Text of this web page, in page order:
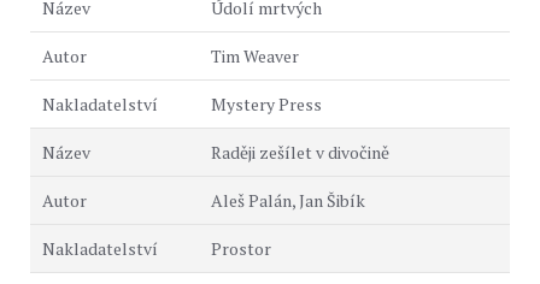
Údolí mrtvých
Tim Weaver
Mystery Press
Raději zešílet v divočině
Aleš Palán, Jan Šibík
Prostor